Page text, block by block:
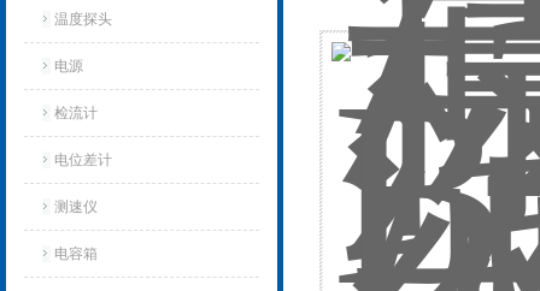
温度探头
电源
检流计
电位差计
测速仪
电容箱